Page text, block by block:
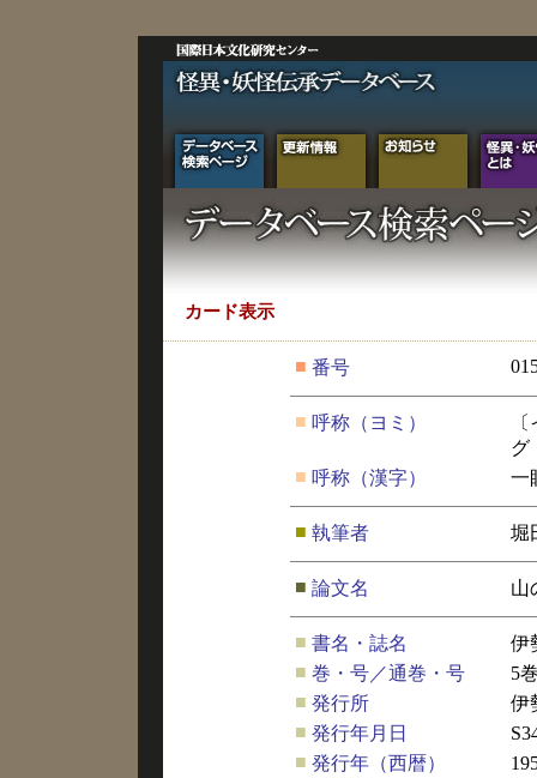
カード表示
■ 番号
■ 呼称（ヨミ）
グ
■ 呼称（漢字） 一
■ 執筆者 堀
■ 論文名 山
■ 書名・誌名
伊
■ 巻・号／通巻・号
5
■ 発行所
伊
■ 発行年月日
■ 発行年（西暦）